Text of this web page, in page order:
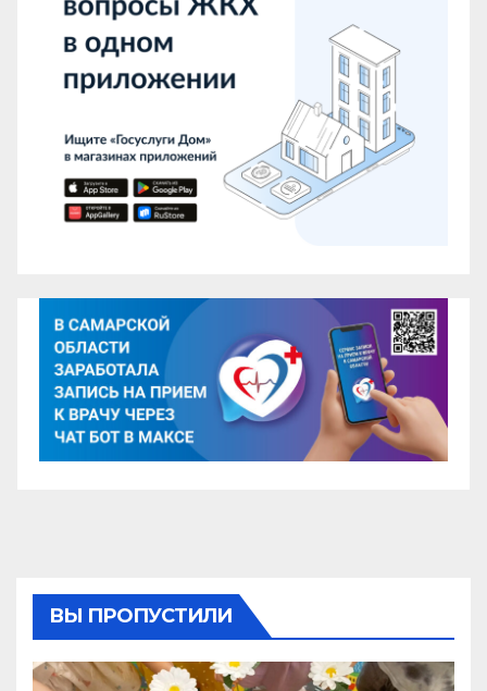
ВЫ ПРОПУСТИЛИ